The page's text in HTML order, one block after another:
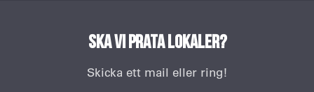
Ska vi prata lokaler?
Skicka ett mail eller ring!